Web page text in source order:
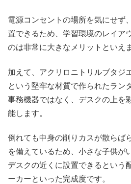
電源コンセントの場所を気にせず
置できるため、学習環境のレイア
のは非常に大きなメリットといえ
加えて、アクリロニトリルブタジ
という堅牢な材質で作られたラン
事務機器ではなく、デスクの上を
能します。
倒れても中身の削りカスが散らば
を備えているため、小さな子供が
デスクの近くに設置できるという
ーカーといった完成度です。